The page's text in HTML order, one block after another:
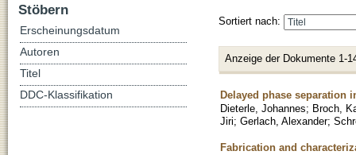
Sortiert nach:
Anzeige der Dokumente 1-
Delayed phase
Dieterle, Johannes; Broch,
Jiri; Gerlach, Alexander;
Fabrication and
Stöbern
Erscheinungsdatum
Autoren
Titel
DDC-Klassifikation